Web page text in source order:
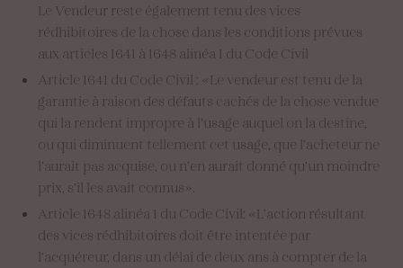
Le Vendeur reste également tenu des vices
rédhibitoires de la chose dans les conditions prévues
aux articles 1641 à 1648 alinéa 1 du Code Civil
Article 1641 du Code Civil : «Le vendeur est tenu de la
garantie à raison des défauts cachés de la chose vendue
qui la rendent impropre à l’usage auquel on la destine,
ou qui diminuent tellement cet usage, que l’acheteur ne
l’aurait pas acquise, ou n’en aurait donné qu’un moindre
prix, s’il les avait connus».
Article 1648 alinéa 1 du Code Civil: «L’action résultant
des vices rédhibitoires doit être intentée par
l’acquéreur, dans un délai de deux ans à compter de la